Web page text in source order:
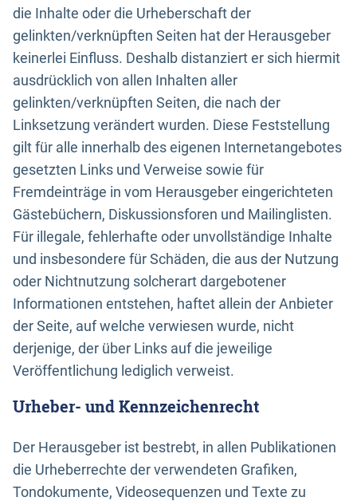
die Inhalte oder die Urheberschaft der
gelinkten/verknüpften Seiten hat der Herausgeber
keinerlei Einfluss. Deshalb distanziert er sich hiermit
ausdrücklich von allen Inhalten aller
gelinkten/verknüpften Seiten, die nach der
Linksetzung verändert wurden. Diese Feststellung
gilt für alle innerhalb des eigenen Internetangebotes
gesetzten Links und Verweise sowie für
Fremdeinträge in vom Herausgeber eingerichteten
Gästebüchern, Diskussionsforen und Mailinglisten.
Für illegale, fehlerhafte oder unvollständige Inhalte
und insbesondere für Schäden, die aus der Nutzung
oder Nichtnutzung solcherart dargebotener
Informationen entstehen, haftet allein der Anbieter
der Seite, auf welche verwiesen wurde, nicht
derjenige, der über Links auf die jeweilige
Veröffentlichung lediglich verweist.
Urheber- und Kennzeichenrecht
Der Herausgeber ist bestrebt, in allen Publikationen
die Urheberrechte der verwendeten Grafiken,
Tondokumente, Videosequenzen und Texte zu